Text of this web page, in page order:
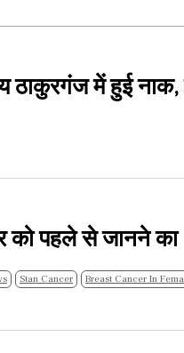
ठाकुरगंज में हुई नाक,
को पहले से जानने का
Stan Cancer Breast Cancer In